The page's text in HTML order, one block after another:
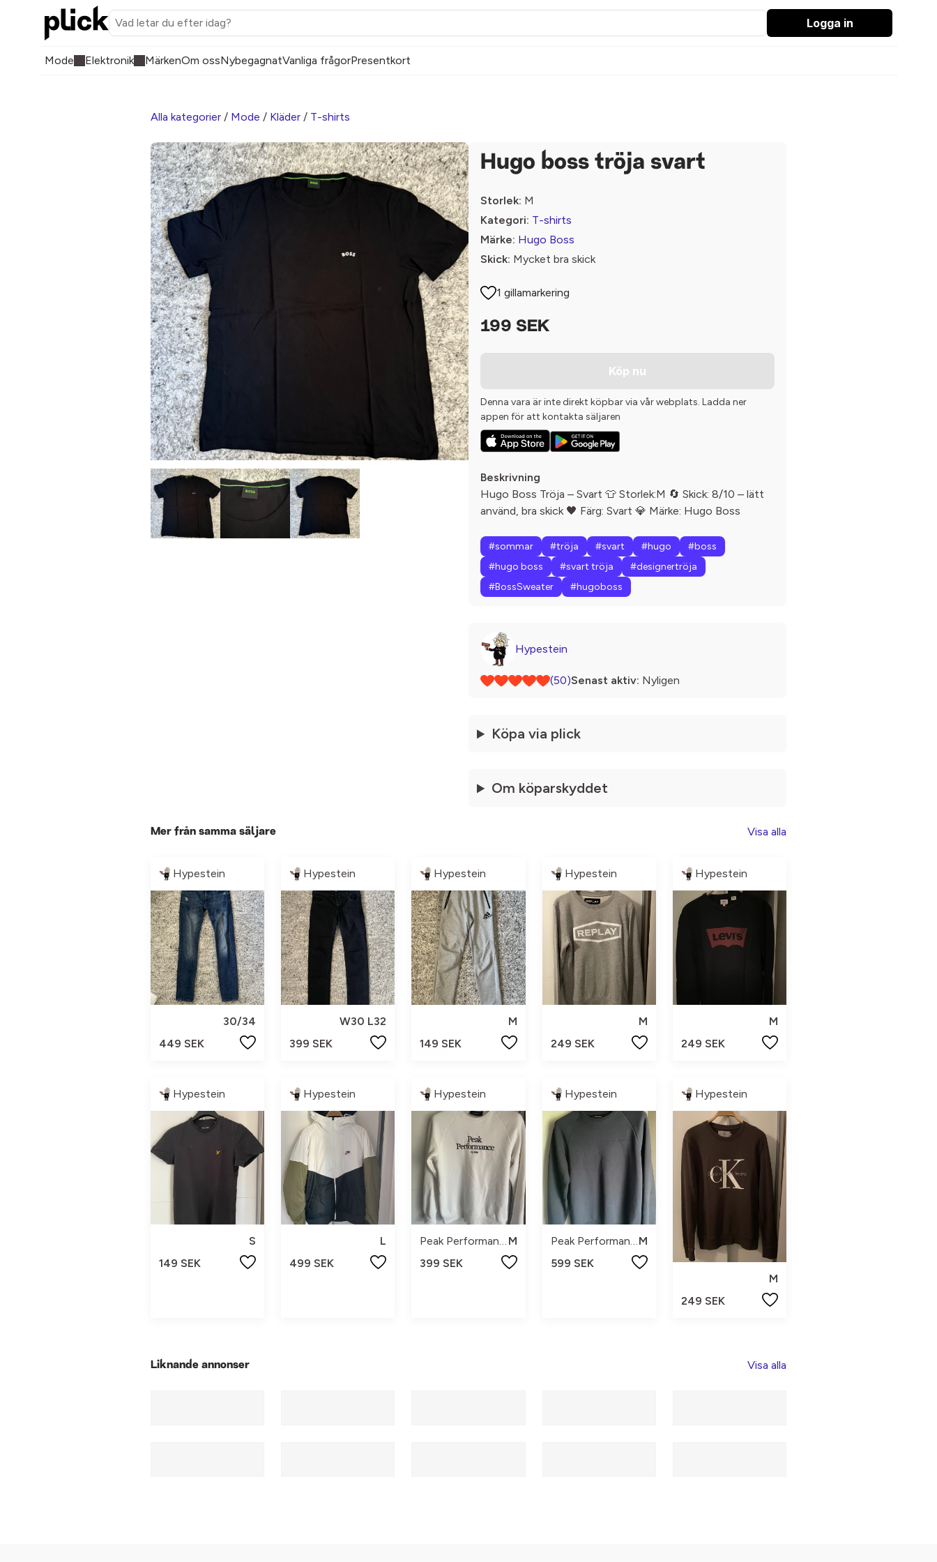
Logga in
Mode Elektronik MärkenOm ossNybegagnatVanliga frågorPresentkort
Alla kategorier / Mode / Kläder / T-shirts
Hugo boss tröja svart
Storlek: M
Kategori: T-shirts
Märke: Hugo Boss
Skick: Mycket bra skick
1 gillamarkering
199 SEK
Köp nu
Denna vara är inte direkt köpbar via vår webplats. Ladda ner
appen för att kontakta säljaren
Beskrivning
Hugo Boss Tröja – Svart 👕 Storlek:M 🔄 Skick: 8/10 – lätt
använd, bra skick 🖤 Färg: Svart 💎 Märke: Hugo Boss
#sommar #tröja #svart #hugo
#boss
#hugo boss
#svart tröja
#designertröja
#BossSweater
#hugoboss
Hypestein
(50)Senast aktiv: Nyligen
Köpa via plick
Om köparskyddet
Mer från samma säljare Visa alla
Hypestein
30/34
449 SEK
Hypestein
W30 L32
399 SEK
Hypestein
M
149 SEK
Hypestein
M
249 SEK
Hypestein
M
249 SEK
Hypestein
S
149 SEK
Hypestein
L
499 SEK
Hypestein
399 SEK
Hypestein
599 SEK
Hypestein
M
249 SEK
Liknande annonser Visa alla